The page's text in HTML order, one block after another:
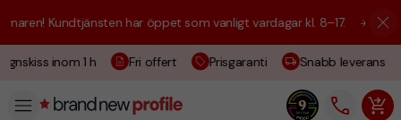
Kundtjänsten har öppet som vanligt vardagar kl. 8–17. ☀️ Vi är
inom 1 h Fri offert Prisgaranti Snabb leverans